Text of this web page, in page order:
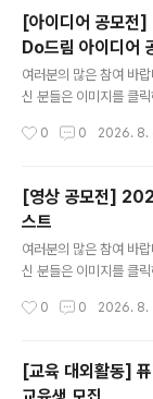
10월 16(금)~17일(토)
텐다드를 만든 길형진
O신신그래픽의 신해옥·
대표 [부가프로그램]-
그램)- 브랜드 체험 부
참가자격국내/외에서 활
[아이디어 공모전
Do드림 아이디어
여러분의 많은 참여 바
신 분들은 이미지를 클
EA 핵심가치(혁신 / 소
◎ 참가자격전국민 누
2026.8.31(월) ◎ 참가
페이지 ‘고객제안’ 게시
→ 고객만족시스템 →
디어 공모전] ◎ 제안채
안시행부서) 사전 채택
0 0 2026. 8.
[영상 공모전]
스트
여러분의 많은 참여 바
신 분들은 이미지를 클
주하는 누구나 참여 가
작품규격유형 : 저작권
0초~90초 (60초 이내
0 0 2026. 8.
[교육 대외활동]